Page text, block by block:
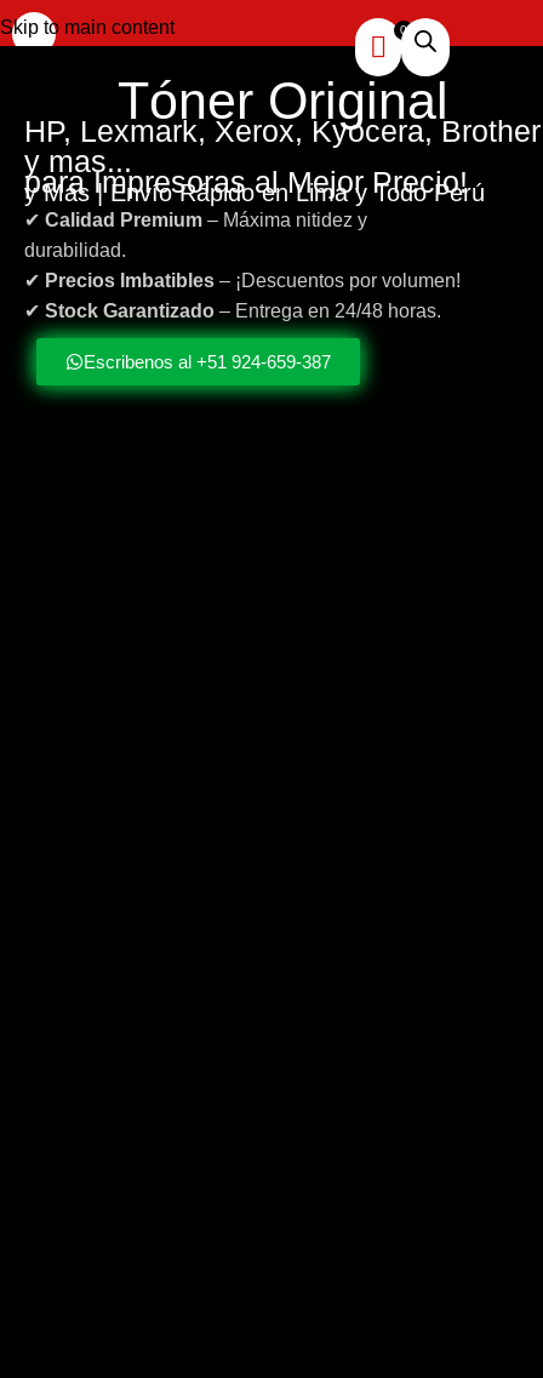
Skip to main content
Tóner Original
HP, Lexmark, Xerox, Kyocera, Brother
y mas...
para Impresoras al Mejor Precio!
y Más | Envío Rápido en Lima y Todo Perú
✔ Calidad Premium – Máxima nitidez y
durabilidad.
✔ Precios Imbatibles – ¡Descuentos por volumen!
✔ Stock Garantizado – Entrega en 24/48 horas.
Escribenos al +51 924-659-387